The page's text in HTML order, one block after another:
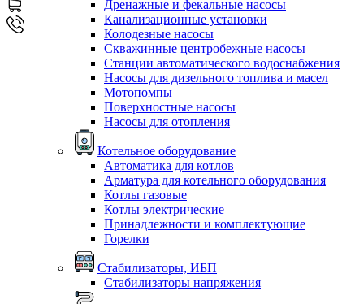
Дренажные и фекальные насосы
Канализационные установки
Колодезные насосы
Скважинные центробежные насосы
Станции автоматического водоснабжения
Насосы для дизельного топлива и масел
Мотопомпы
Поверхностные насосы
Насосы для отопления
Котельное оборудование
Автоматика для котлов
Арматура для котельного оборудования
Котлы газовые
Котлы электрические
Принадлежности и комплектующие
Горелки
Стабилизаторы, ИБП
Стабилизаторы напряжения